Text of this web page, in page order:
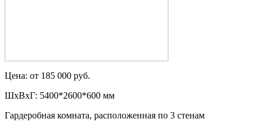
Цена: от 185 000 руб.
ШxВxГ: 5400*2600*600 мм
Гардеробная комната, расположенная по 3 стенам